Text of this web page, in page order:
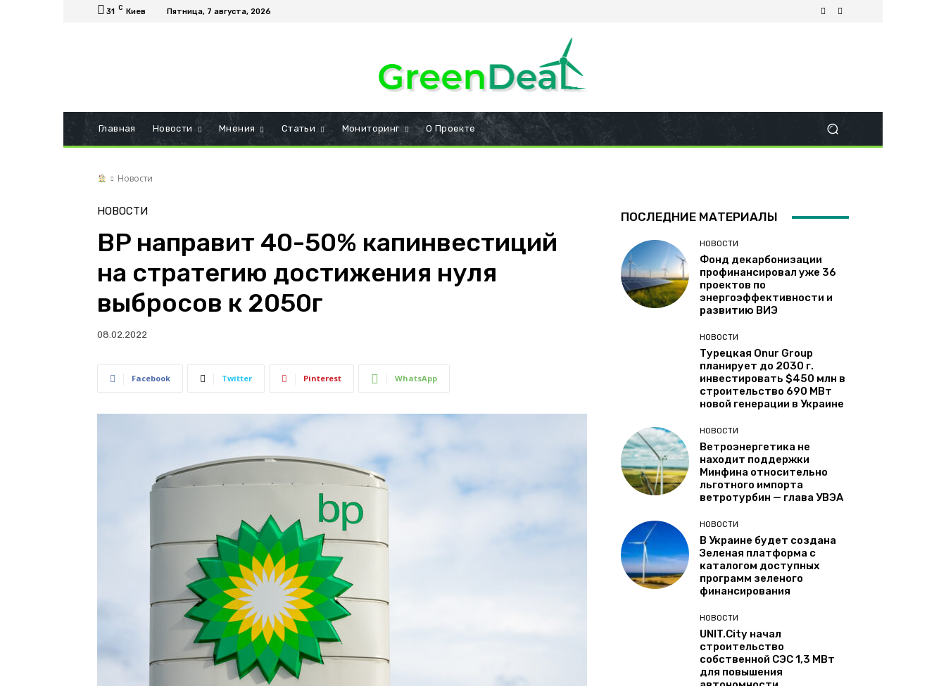
31 C Киев Пятница, 7 августа, 2026
Главная Новости Мнения Статьи Мониторинг О Проекте
Новости
НОВОСТИ
BP направит 40-50% капинвестиций
на стратегию достижения нуля
выбросов к 2050г
08.02.2022
Facebook Twitter Pinterest WhatsApp
ПОСЛЕДНИЕ МАТЕРИАЛЫ
НОВОСТИ
Фонд декарбонизации
профинансировал уже 36
проектов по
энергоэффективности и
развитию ВИЭ
НОВОСТИ
Турецкая Onur Group
планирует до 2030 г.
инвестировать $450 млн в
строительство 690 МВт
новой генерации в Украине
НОВОСТИ
Ветроэнергетика не
находит поддержки
Минфина относительно
льготного импорта
ветротурбин — глава УВЭА
НОВОСТИ
В Украине будет создана
Зеленая платформа с
каталогом доступных
программ зеленого
финансирования
НОВОСТИ
UNIT.City начал
строительство
собственной СЭС 1,3 МВт
для повышения